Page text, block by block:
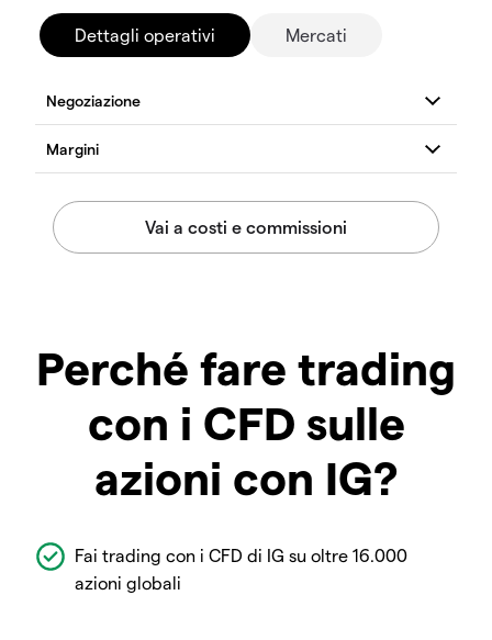
Dettagli operativi Mercati
Perché fare trading
con i CFD sulle
azioni con IG?
Fai trading con i CFD di IG su oltre 16.000
azioni globali